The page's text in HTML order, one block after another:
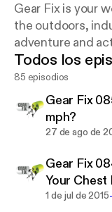
Gear Fix is your
the outdoors,
adventure and
Todos los
85 episodios
Gear Fix
mph?
27 de ago de
Gear Fix
Your Chest
1 de jul de 2015-